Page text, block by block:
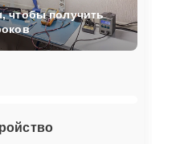
чтобы получить